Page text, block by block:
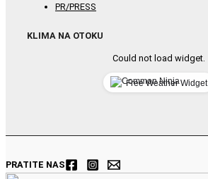
PR/PRESS
KLIMA NA OTOKU
Could not load widget.
Free Weather Widget
PRATITE NAS